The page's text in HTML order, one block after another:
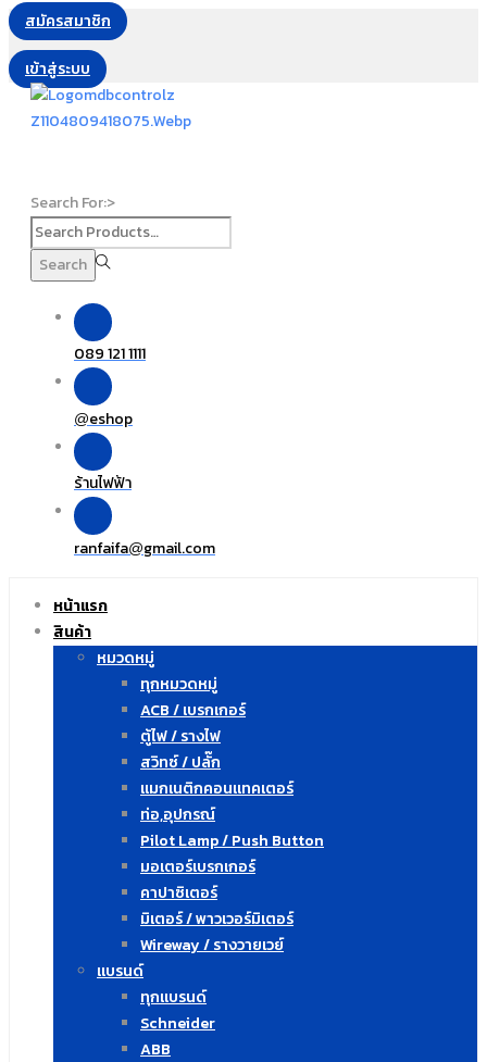
สมัครสมาชิก
เข้าสู่ระบบ
Search For:>
Search
089 121 1111
@eshop
ร้านไฟฟ้า
ranfaifa@gmail.com
หน้าแรก
สินค้า
หมวดหมู่
ทุกหมวดหมู่
ACB / เบรกเกอร์
ตู้ไฟ / รางไฟ
สวิทซ์ / ปลั๊ก
แมกเนติกคอนแทคเตอร์
ท่อ,อุปกรณ์
Pilot Lamp / Push Button
มอเตอร์เบรกเกอร์
คาปาซิเตอร์
มิเตอร์ / พาวเวอร์มิเตอร์
Wireway / รางวายเวย์
แบรนด์
ทุกแบรนด์
Schneider
ABB